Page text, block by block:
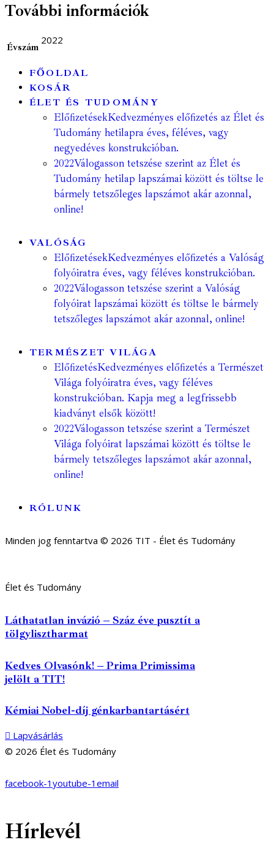
További információk
Évszám
2022
FŐOLDAL
KOSÁR
ÉLET ÉS TUDOMÁNY
ElőfizetésekKedvezményes előfizetés az Élet és
Tudomány hetilapra éves, féléves, vagy
negyedéves konstrukcióban.
2022Válogasson tetszése szerint az Élet és
Tudomány hetilap lapszámai között és töltse le
bármely tetszőleges lapszámot akár azonnal,
online!
VALÓSÁG
ElőfizetésekKedvezményes előfizetés a Valóság
folyóiratra éves, vagy féléves konstrukcióban.
2022Válogasson tetszése szerint a Valóság
folyóirat lapszámai között és töltse le bármely
tetszőleges lapszámot akár azonnal, online!
TERMÉSZET VILÁGA
ElőfizetésKedvezményes előfizetés a Természet
Világa folyóiratra éves, vagy féléves
konstrukcióban. Kapja meg a legfrissebb
kiadványt elsők között!
2022Válogasson tetszése szerint a Természet
Világa folyóirat lapszámai között és töltse le
bármely tetszőleges lapszámot akár azonnal,
online!
RÓLUNK
Minden jog fenntartva © 2026 TIT - Élet és Tudomány
Élet és Tudomány
Láthatatlan invázió – Száz éve pusztít a
tölgylisztharmat
Kedves Olvasónk! – Prima Primissima
jelölt a TIT!
Kémiai Nobel-díj génkarbantartásért
Lapvásárlás
© 2026 Élet és Tudomány
facebook-1 youtube-1 email
Hírlevél